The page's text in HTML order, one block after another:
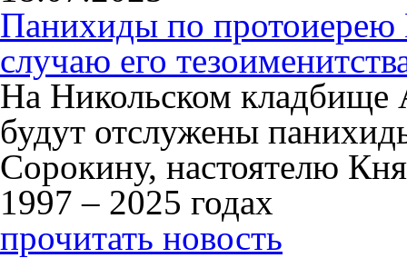
Панихиды по
случаю его
На Никольском кладбище
будут отслужены
Сорокину, настоятелю
1997 – 2025 годах
прочитать новость